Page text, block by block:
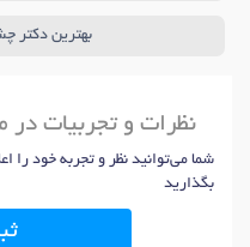
بهترین دکتر
نظرات و تجربیات در
شما می‌توانید نظر و تجربه خود را
بگذارید